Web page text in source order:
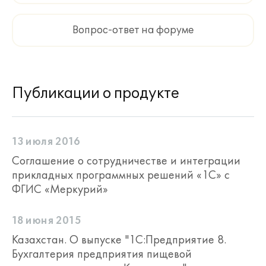
пяти рабочих местах;
Конфигурация "Бухгалтерия
и содержит фрагменты кода, не
При этом реализован принцип
максимальной открытости кода для
обеспечения возможности адаптации
пользователей.
Расширение количества
автоматизированных рабочих мест
Вопрос-ответ на форуме
Публикации о продукте
13 июля 2016
Соглашение о сотрудничестве и интеграции
прикладных программных решений «1С» с
ФГИС «Меркурий»
18 июня 2015
Казахстан. О выпуске "1С:Предприятие 8.
Бухгалтерия предприятия пищевой